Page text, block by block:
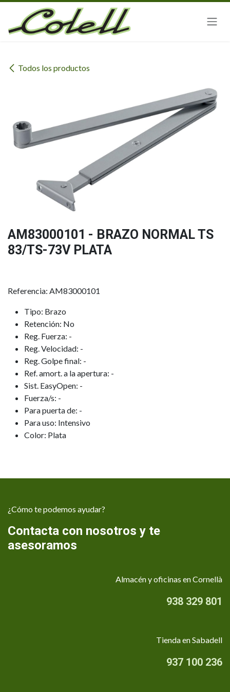
Ir al contenido
Todos los productos
AM83000101 - BRAZO NORMAL TS
83/TS-73V PLATA
Referencia: AM83000101
Tipo: Brazo
Retención: No
Reg. Fuerza: -
Reg. Velocidad: -
Reg. Golpe final: -
Ref. amort. a la apertura: -
Sist. EasyOpen: -
Fuerza/s: -
Para puerta de: -
Para uso: Intensivo
Color: Plata
¿Cómo te podemos ayudar?
Contacta con nosotros y te
asesoramos
Almacén y oficinas en Cornellà
938 329 801
Tienda en Sabadell
937 100 236